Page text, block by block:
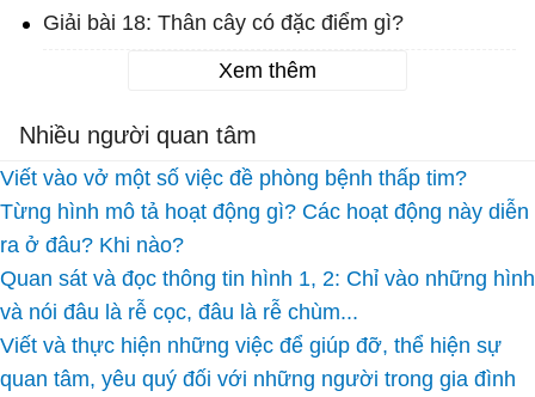
Giải bài 18: Thân cây có đặc điểm gì?
Xem thêm
Nhiều người quan tâm
Viết vào vở một số việc đề phòng bệnh thấp tim?
Từng hình mô tả hoạt động gì? Các hoạt động này diễn
ra ở đâu? Khi nào?
Quan sát và đọc thông tin hình 1, 2: Chỉ vào những hình
và nói đâu là rễ cọc, đâu là rễ chùm...
Viết và thực hiện những việc để giúp đỡ, thể hiện sự
quan tâm, yêu quý đối với những người trong gia đình